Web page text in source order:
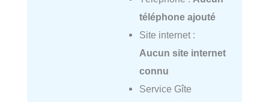
téléphone ajouté
Site internet :
Aucun site internet
connu
Service Gîte